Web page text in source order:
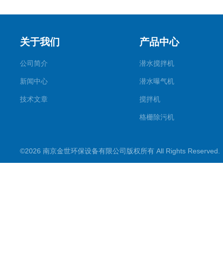
关于我们
公司简介
新闻中心
技术文章
产品中心
潜水搅拌机
潜水曝气机
搅拌机
格栅除污机
污水处理设备类
©2026 南京金世环保设备有限公司版权所有 All Rights